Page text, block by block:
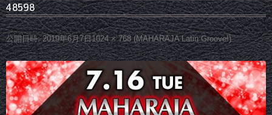
48598
公開日時: 2019年6月7日1024 × 768(MAHARAJA Latin Groove!)